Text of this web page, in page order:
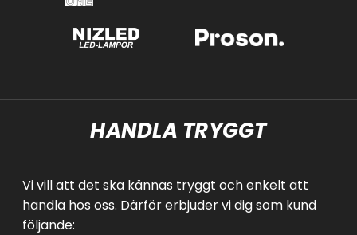
HANDLA TRYGGT
Vi vill att det ska kännas tryggt och enkelt att
handla hos oss. Därför erbjuder vi dig som kund
följande: